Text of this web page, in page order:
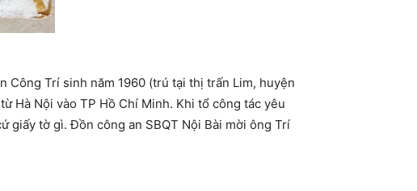
Công Trí sinh năm 1960 (trú tại thị trấn Lim, huyện
Hà Nội vào TP Hồ Chí Minh. Khi tổ công tác yêu
giấy tờ gì. Đồn công an SBQT Nội Bài mời ông Trí